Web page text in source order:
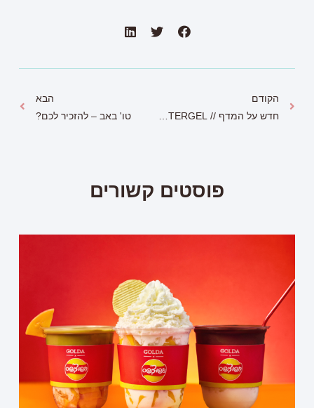
הקודם
חדש על המדף // SUPERWATERGEL קרם לחות הרב מימדי החדש שלך
הבא
טו' באב – להזכיר לכם?
פוסטים קשורים